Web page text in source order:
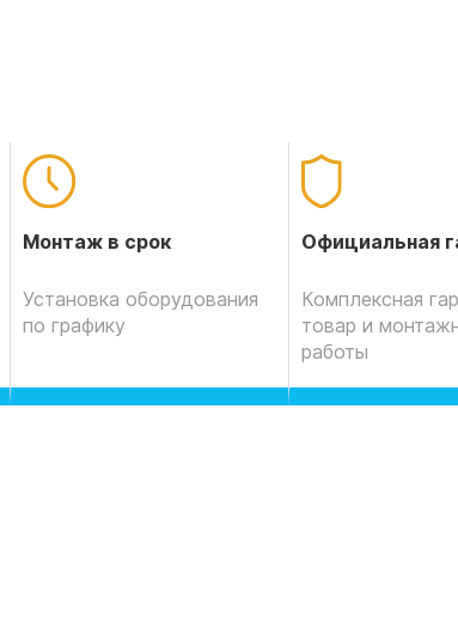
Монтаж в срок
Установка оборудования
по графику
Официальная
Комплексная
товар и
работы